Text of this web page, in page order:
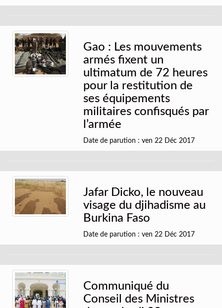
Gao : Les mouvements
armés fixent un
ultimatum de 72 heures
pour la restitution de
ses équipements
militaires confisqués par
l’armée
Date de parution : ven 22 Déc 2017
Jafar Dicko, le nouveau
visage du djihadisme au
Burkina Faso
Date de parution : ven 22 Déc 2017
Communiqué du
Conseil des Ministres